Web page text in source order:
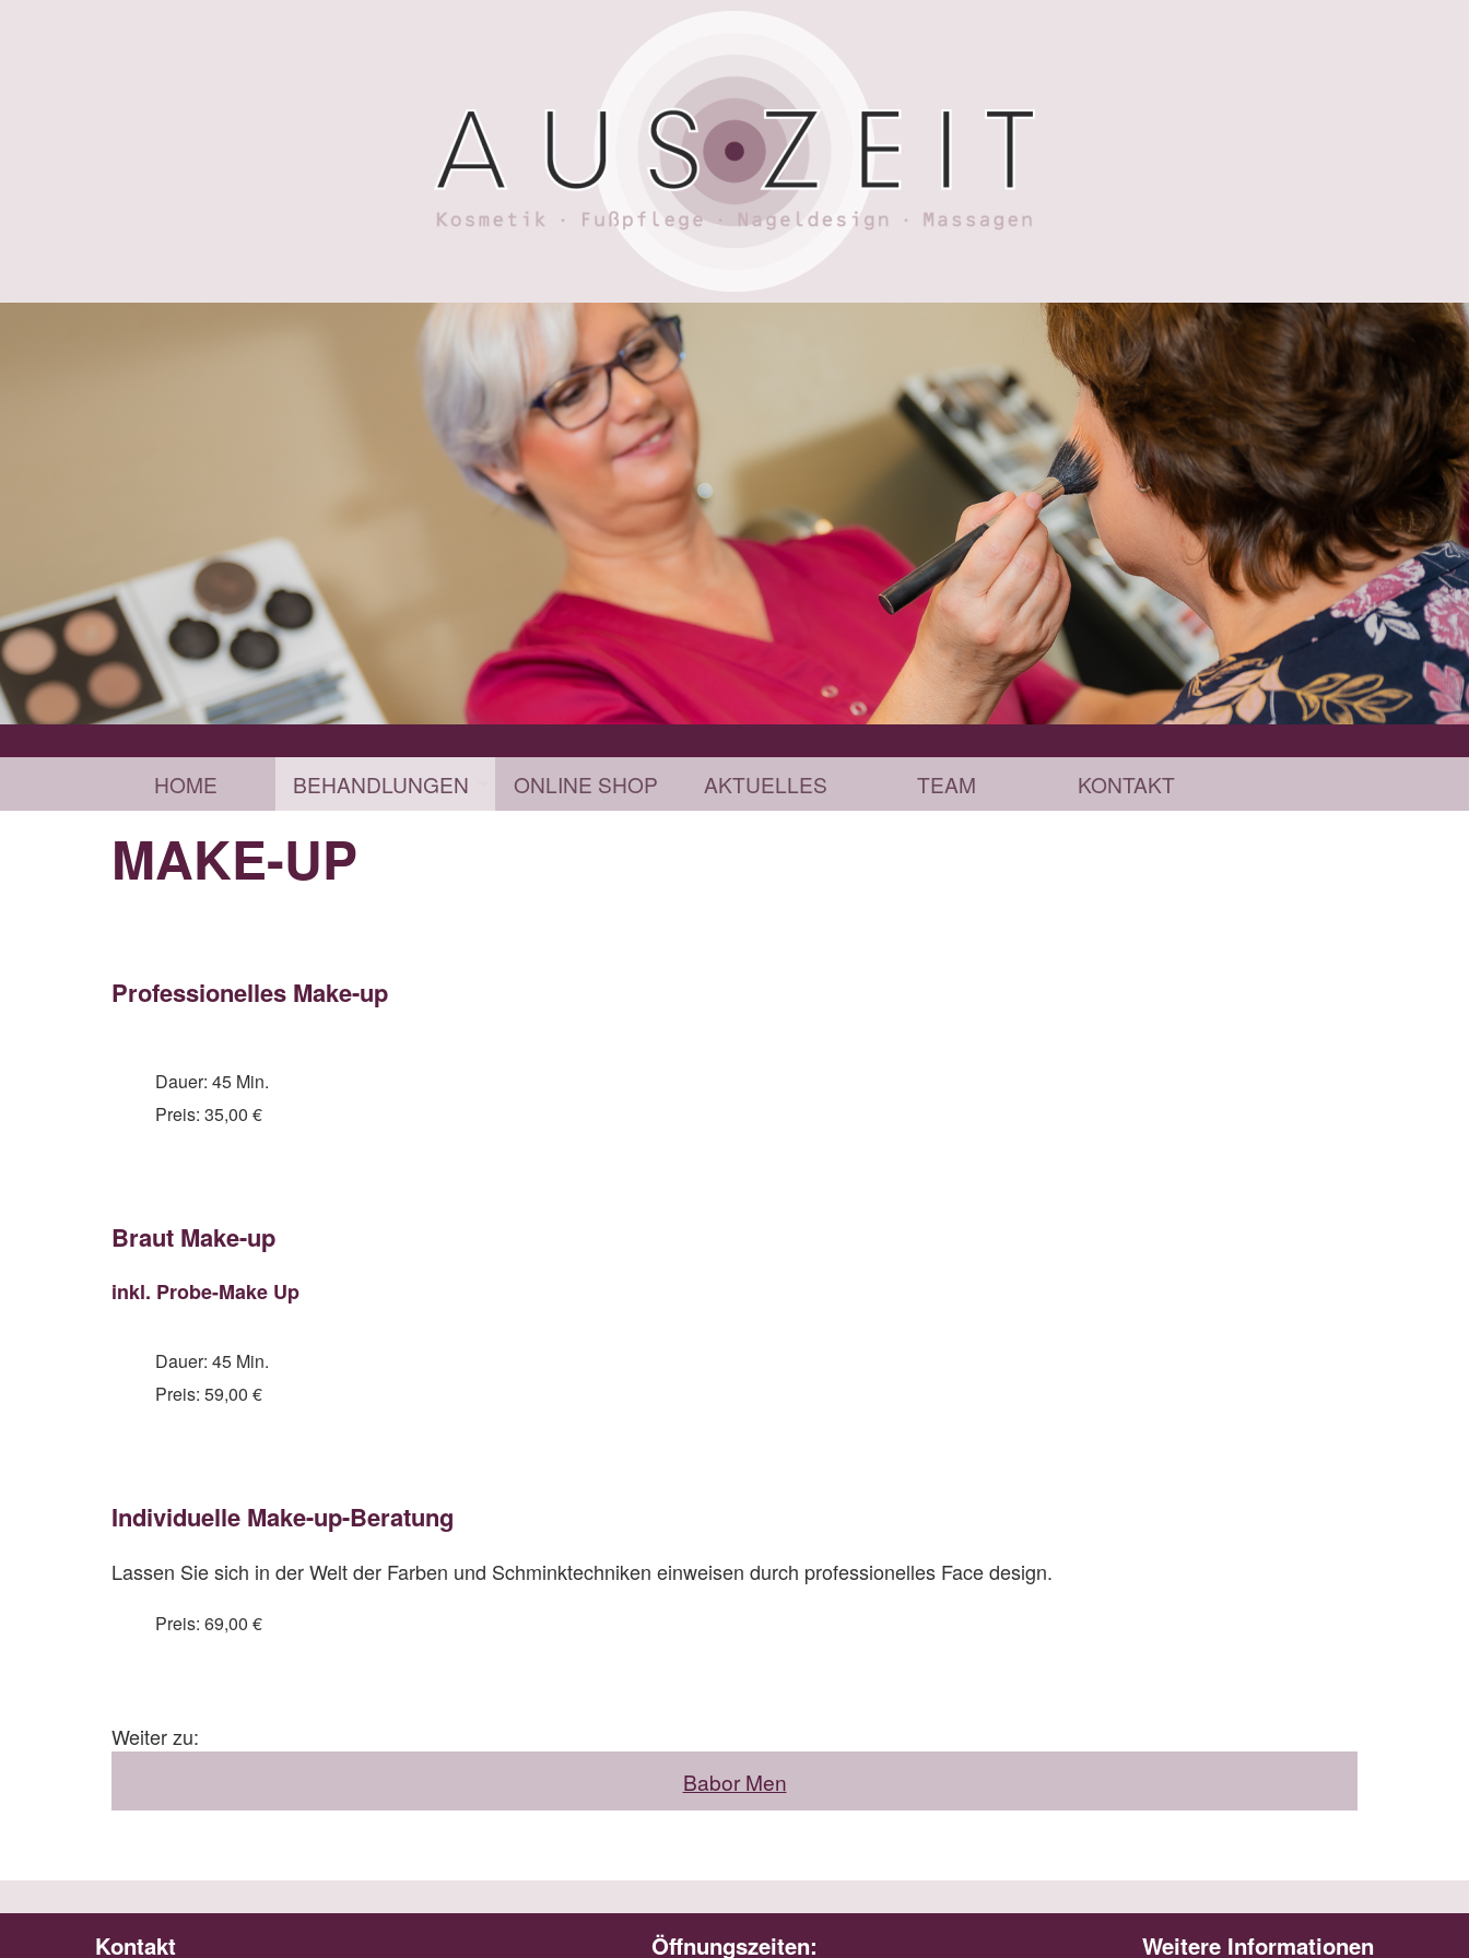
HOME BEHANDLUNGEN ONLINE SHOP AKTUELLES TEAM KONTAKT
MAKE-UP
Professionelles Make-up
Dauer: 45 Min.
Preis: 35,00 €
Braut Make-up
inkl. Probe-Make Up
Dauer: 45 Min.
Preis: 59,00 €
Individuelle Make-up-Beratung
Lassen Sie sich in der Welt der Farben und Schminktechniken einweisen durch professionelles Face design.
Preis: 69,00 €
Weiter zu:
Babor Men
Kontakt Öffnungszeiten: Weitere Informationen